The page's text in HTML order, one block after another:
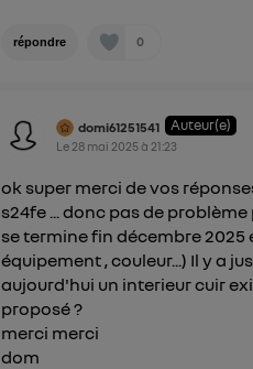
répondre 0
domi61251541 Auteur(e)
Le 28 mai 2025à 21:23
ok super merci de vos
s24fe ... donc pas de
se termine fin décembre
équipement , couleur...) Il y a
aujourd'hui un interieur cuir
proposé ?
merci merci
dom